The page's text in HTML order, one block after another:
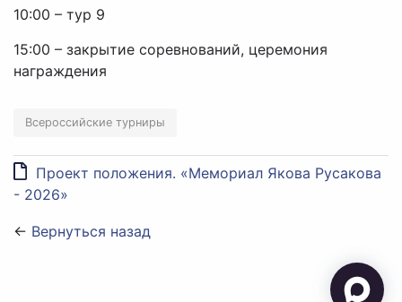
10:00 – тур 9
15:00 – закрытие соревнований, церемония
награждения
Всероссийские турниры
Проект положения. «Мемориал Якова Русакова
- 2026»
← Вернуться назад